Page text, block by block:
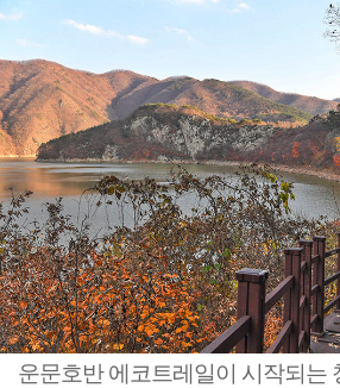
운문호반 에코트레일이 시작되는